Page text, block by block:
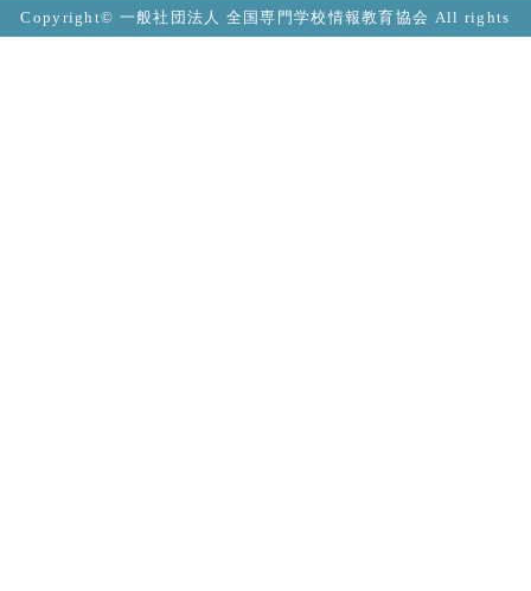
Copyright© 一般社団法人 全国専門学校情報教育協会 All rights